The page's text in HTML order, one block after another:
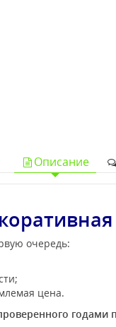
Описание
очередь:
цена.
годами